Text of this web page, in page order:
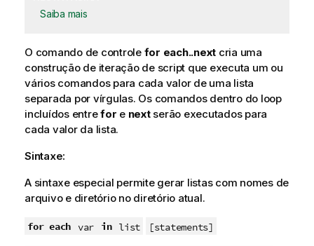
Saiba mais
O comando de controle for each..next cria uma
construção de iteração de script que executa um ou
vários comandos para cada valor de uma lista
separada por vírgulas. Os comandos dentro do loop
incluídos entrefor e nextserão executados para
cada valor da lista.
Sintaxe:
A sintaxe especial permite gerar listas com nomes de
arquivo e diretório no diretório atual.
for each var in list [statements]